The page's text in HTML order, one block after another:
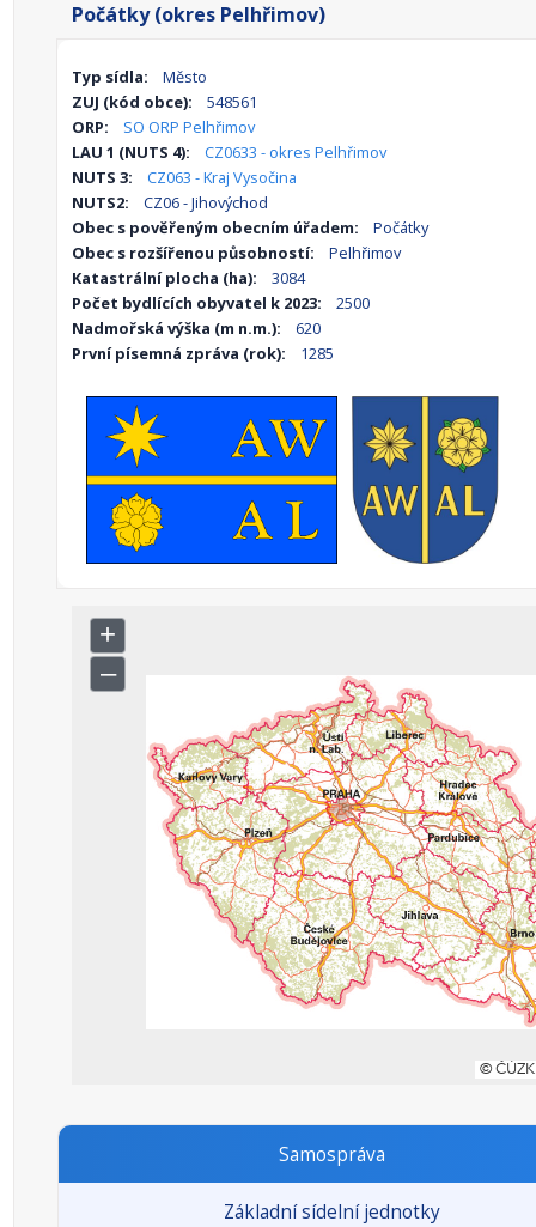
Počátky (okres Pelhřimov)
Typ sídla:
Město
ZUJ (kód obce):
548561
ORP:
SO ORP Pelhřimov
LAU 1 (NUTS 4):
CZ0633 - okres Pelhřimov
NUTS 3:
CZ063 - Kraj Vysočina
NUTS2:
CZ06 - Jihovýchod
Obec s pověřeným obecním úřadem:
Počátky
Obec s rozšířenou působností:
Pelhřimov
Katastrální plocha (ha):
3084
Počet bydlících obyvatel k 2023:
2500
Nadmořská výška (m n.m.):
620
První písemná zpráva (rok):
1285
Samospráva
Základní sídelní jednotky